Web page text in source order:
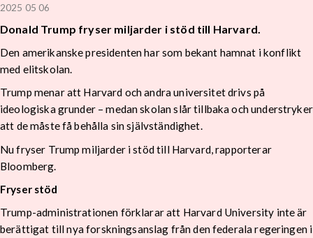
2025 05 06
Donald Trump fryser miljarder i stöd till Harvard.
Den amerikanske presidenten har som bekant hamnat i konflikt
med elitskolan.
Trump menar att Harvard och andra universitet drivs på
ideologiska grunder – medan skolan slår tillbaka och understryker
att de måste få behålla sin självständighet.
Nu fryser Trump miljarder i stöd till Harvard, rapporterar
Bloomberg.
Fryser stöd
Trump-administrationen förklarar att Harvard University inte är
berättigat till nya forskningsanslag från den federala regeringen i